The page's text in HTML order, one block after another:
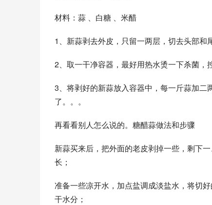
材料：蒜 、白糖 、米醋
1、新蒜剥去外皮，只留一两层，切去头部和
2、取一干净容器，最好用热水烫一下杀菌，
3、将剥好的新蒜放入容器中，每一斤蒜加
了。。。
再看看别人怎么说的。糖醋蒜做法和步骤
新蒜买来后，把外面的老皮剥掉一些，剩下
长；
准备一些凉开水，加点盐调成淡盐水，将切
干水分；